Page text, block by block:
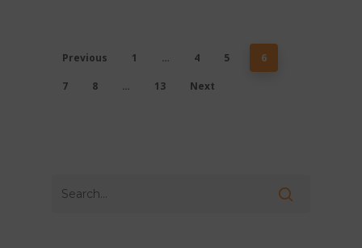
Previous 1 … 4 5 6
7 8 … 13 Next